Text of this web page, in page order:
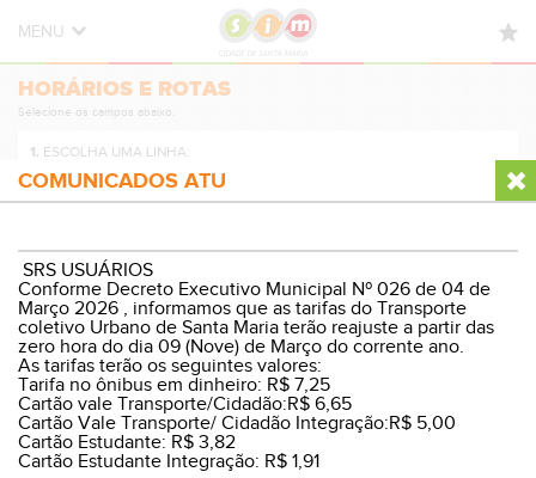
MENU
HORÁRIOS E ROTAS
DÚVIDAS FREQUENTES
COMUNICADOS ATU
SRS USUÁRIOS
Conforme Decreto Executivo Municipal Nº 026 de 04 de
Março 2026 , informamos que as tarifas do Transporte
coletivo Urbano de Santa Maria terão reajuste a partir das
zero hora do dia 09 (Nove) de Março do corrente ano.
As tarifas terão os seguintes valores:
Tarifa no ônibus em dinheiro: R$ 7,25
Cartão vale Transporte/Cidadão:R$ 6,65
Cartão Vale Transporte/ Cidadão Integração:R$ 5,00
Cartão Estudante: R$ 3,82
Cartão Estudante Integração: R$ 1,91
HORÁRIOS E ROTAS
Selecione os campos abaixo.
1. ESCOLHA UMA LINHA:
2.ESCOLHA A DIREÇÃO:
3.ESCOLHA O PERÍODO:
VER HORÁRIOS E ROTA